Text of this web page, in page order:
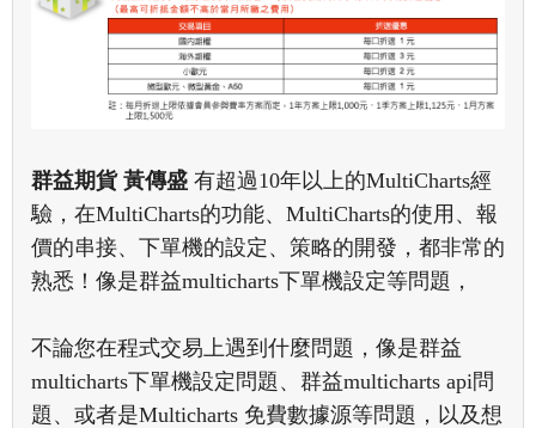
群益期貨 黃傳盛 有超過10年以上的MultiCharts經
驗，在MultiCharts的功能、MultiCharts的使用、報
價的串接、下單機的設定、策略的開發，都非常的
熟悉！像是群益multicharts下單機設定等問題，
不論您在程式交易上遇到什麼問題， 像是群益
multicharts下單機設定問題、群益multicharts api問
題、 或者是Multicharts 免費數據源等問題，以及想